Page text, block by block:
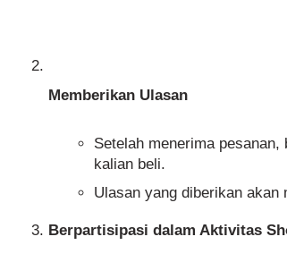
Memberikan Ulasan
Setelah menerima
kalian beli.
Ulasan yang diberikan akan
Berpartisipasi dalam Aktivitas